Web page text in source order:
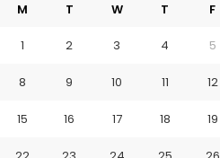
M T W T F
1 2 3 4 5
8 9 10 11 12
15 16 17 18 19